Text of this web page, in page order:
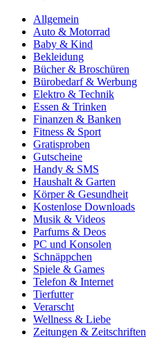
Allgemein
Auto & Motorrad
Baby & Kind
Bekleidung
Bücher & Broschüren
Bürobedarf & Werbung
Elektro & Technik
Essen & Trinken
Finanzen & Banken
Fitness & Sport
Gratisproben
Gutscheine
Handy & SMS
Haushalt & Garten
Körper & Gesundheit
Kostenlose Downloads
Musik & Videos
Parfums & Deos
PC und Konsolen
Schnäppchen
Spiele & Games
Telefon & Internet
Tierfutter
Verarscht
Wellness & Liebe
Zeitungen & Zeitschriften